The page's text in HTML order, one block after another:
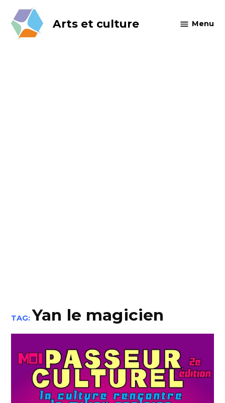
content
Arts et culture Menu
TAG: Yan le magicien